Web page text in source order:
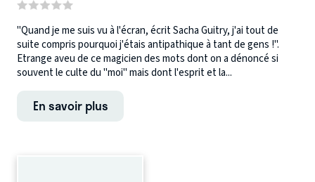
"Quand je me suis vu à l'écran, écrit Sacha Guitry, j'ai tout de
suite compris pourquoi j'étais antipathique à tant de gens !".
Etrange aveu de ce magicien des mots dont on a dénoncé si
souvent le culte du "moi" mais dont l'esprit et la...
En savoir plus